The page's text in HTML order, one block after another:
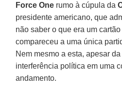
Force One rumo à cúpula da
presidente americano, que
não saber o que era um
compareceu a uma única
Nem mesmo a esta, apesar
interferência política em uma
andamento.